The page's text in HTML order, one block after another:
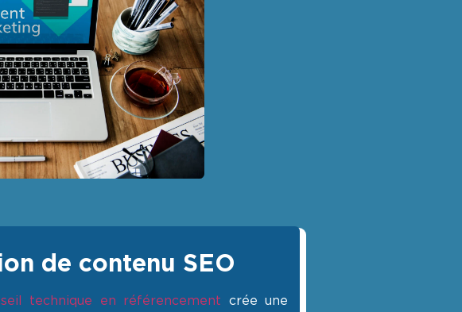
de contenu SEO
technique en référencement crée une